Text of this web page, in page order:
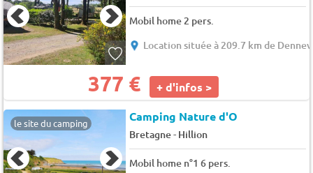
Mobil home 2 pers.
Location située à 209.7 km de
377 € + d'infos >
le site du camping Camping Nature d'O
Bretagne- Hillion
Mobil home n°1 6 pers.